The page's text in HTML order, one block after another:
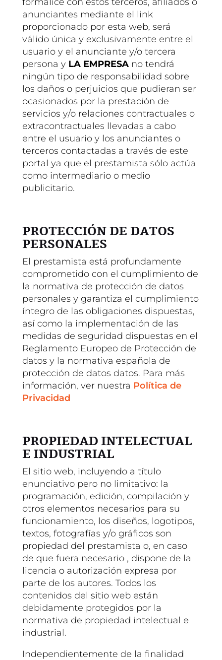
anunciantes mediante el link
proporcionado por esta web, será
válido única y exclusivamente entre el
usuario y el anunciante y/o tercera
persona y LA EMPRESAno tendrá
ningún tipo de responsabilidad sobre
los daños o perjuicios que pudieran ser
ocasionados por la prestación de
servicios y/o relaciones contractuales o
extracontractuales llevadas a cabo
entre el usuario y los anunciantes o
terceros contactadas a través de este
portal ya que el prestamista sólo actúa
como intermediario o medio
publicitario.
PROTECCIÓN DE DATOS
PERSONALES
El prestamista está profundamente
comprometido con el cumplimiento de
la normativa de protección de datos
personales y garantiza el cumplimiento
íntegro de las obligaciones dispuestas,
así como la implementación de las
medidas de seguridad dispuestas en el
Reglamento Europeo de Protección de
datos y la normativa española de
protección de datos datos. Para más
información, ver nuestra Política de
Privacidad
PROPIEDAD INTELECTUAL
E INDUSTRIAL
El sitio web, incluyendo a título
enunciativo pero no limitativo: la
programación, edición, compilación y
otros elementos necesarios para su
funcionamiento, los diseños, logotipos,
textos, fotografías y/o gráficos son
propiedad del prestamista o, en caso
de que fuera necesario , dispone de la
licencia o autorización expresa por
parte de los autores. Todos los
contenidos del sitio web están
debidamente protegidos por la
normativa de propiedad intelectual e
industrial.
Independientemente de la finalidad